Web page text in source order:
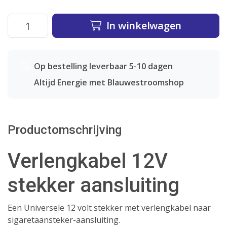
In winkelwagen
Op bestelling leverbaar 5-10 dagen
Altijd Energie met Blauwestroomshop
Productomschrijving
Verlengkabel 12V
stekker aansluiting
Een Universele 12 volt stekker met verlengkabel naar
sigaretaansteker-aansluiting.